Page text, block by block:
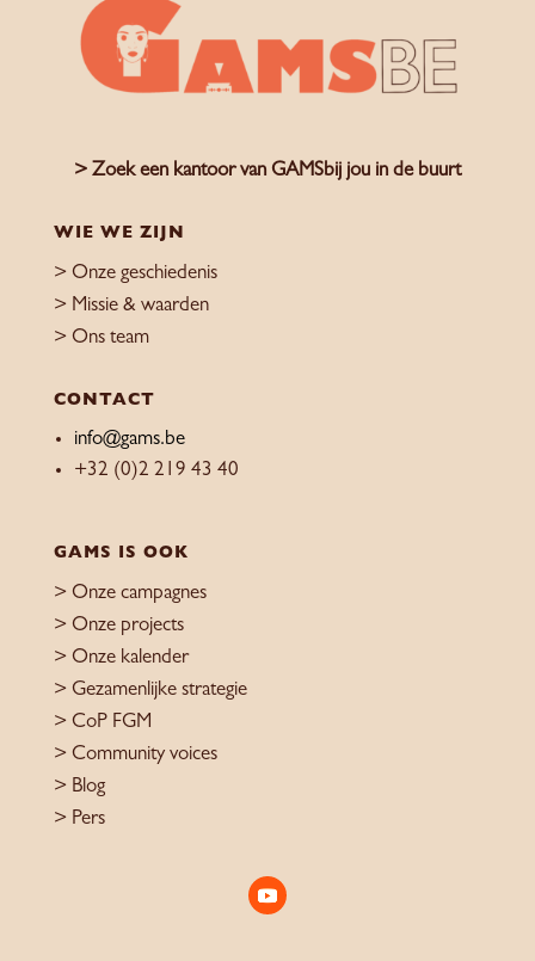
> Zoek een kantoor van GAMSbij jou in de buurt
WIE WE ZIJN
> Onze geschiedenis
> Missie & waarden
> Ons team
CONTACT
info@gams.be
+32 (0)2 219 43 40
GAMS IS OOK
> Onze campagnes
> Onze projects
> Onze kalender
> Gezamenlijke strategie
> CoP FGM
> Community voices
> Blog
> Pers